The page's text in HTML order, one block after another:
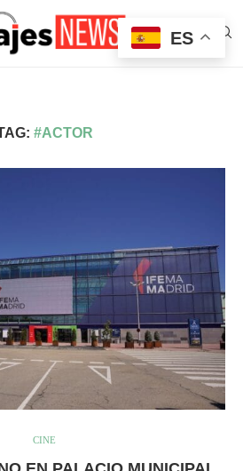
#ACTOR
CINE
ES